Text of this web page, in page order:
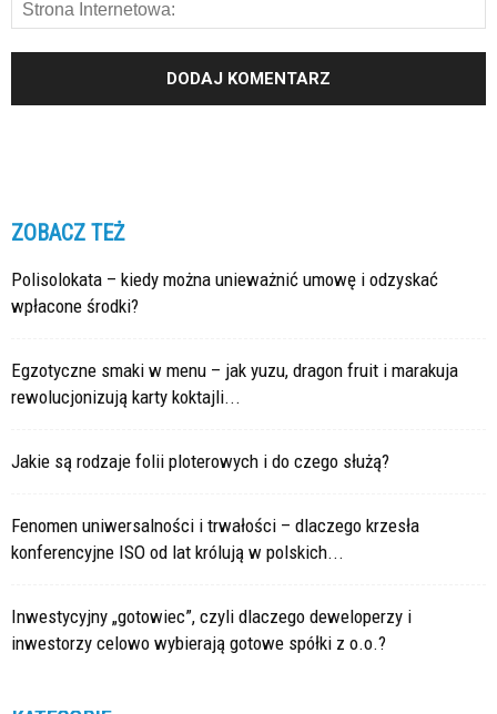
ZOBACZ TEŻ
Polisolokata – kiedy można unieważnić umowę i odzyskać
wpłacone środki?
Egzotyczne smaki w menu – jak yuzu, dragon fruit i marakuja
rewolucjonizują karty koktajli...
Jakie są rodzaje folii ploterowych i do czego służą?
Fenomen uniwersalności i trwałości – dlaczego krzesła
konferencyjne ISO od lat królują w polskich...
Inwestycyjny „gotowiec”, czyli dlaczego deweloperzy i
inwestorzy celowo wybierają gotowe spółki z o.o.?